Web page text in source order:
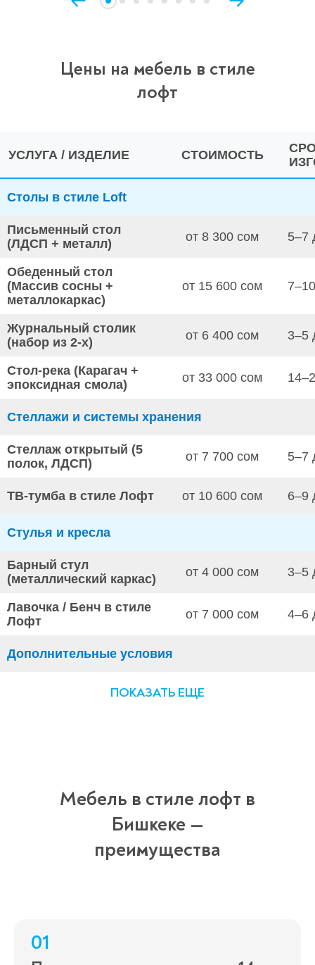
Цены на мебель в стиле
лофт
УСЛУГА / ИЗДЕЛИЕ СТОИМОСТЬ
Столы в стиле Loft
Письменный стол
(ЛДСП + металл)
от 8 300 сом 5–7
Обеденный стол
(Массив сосны +
металлокаркас)
от 15 600 сом
Журнальный столик
(набор из 2-х)
от 6 400 сом 3–5
Стол-река (Карагач +
эпоксидная смола)
от 33 000 сом
Стеллажи и системы хранения
Стеллаж открытый (5
полок, ЛДСП)
от 7 700 сом 5–7
ТВ-тумба в стиле Лофт от 10 600 сом 6–9
Стулья и кресла
Барный стул
(металлический каркас)
от 4 000 сом 3–5
Лавочка / Бенч в стиле
Лофт
от 7 000 сом 4–6
Дополнительные условия
ПОКАЗАТЬ ЕЩЕ
Мебель в стиле лофт в
Бишкеке —
преимущества
01